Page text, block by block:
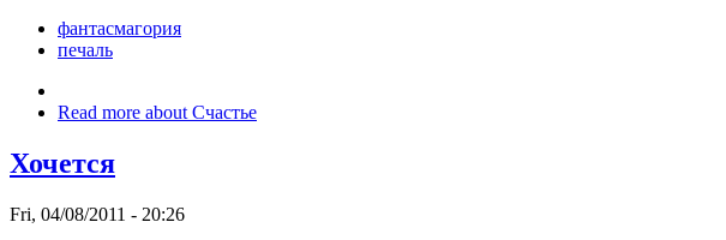
фантасмагория
печаль
Read more about Счастье
Хочется
Fri, 04/08/2011 - 20:26